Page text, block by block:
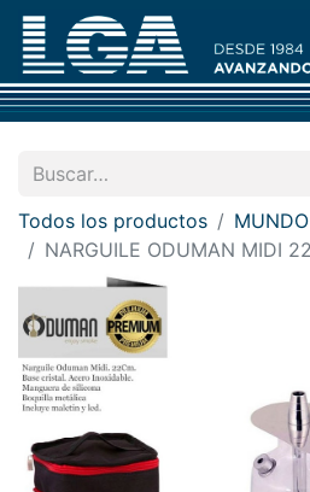
Todos los productos
NARGUILE ODUMAN MIDI